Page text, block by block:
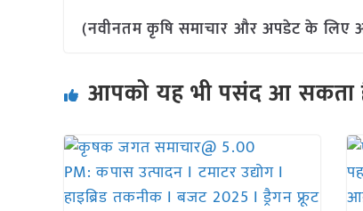
(नवीनतम कृषि समाचार और अपडेट के
आपको यह भी पसंद आ सकता